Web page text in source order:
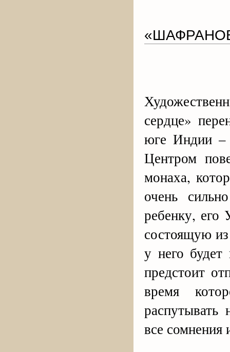
сердце»
юге Индии –
Центром
монаха,
очень
ребенку, его
состоящую
у него будет
предстоит
время
распутывать
все сомнения